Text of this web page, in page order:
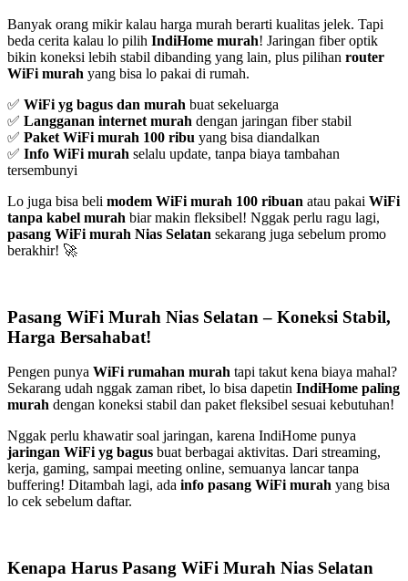
Banyak orang mikir kalau harga murah berarti kualitas jelek. Tapi
beda cerita kalau lo pilih IndiHome murah! Jaringan fiber optik
bikin koneksi lebih stabil dibanding yang lain, plus pilihan router
WiFi murah yang bisa lo pakai di rumah.
✅ WiFi yg bagus dan murah buat sekeluarga
✅ Langganan internet murah dengan jaringan fiber stabil
✅ Paket WiFi murah 100 ribu yang bisa diandalkan
✅ Info WiFi murah selalu update, tanpa biaya tambahan
tersembunyi
Lo juga bisa beli modem WiFi murah 100 ribuan atau pakai WiFi
tanpa kabel murah biar makin fleksibel! Nggak perlu ragu lagi,
pasang WiFi murah Nias Selatan sekarang juga sebelum promo
berakhir! 🚀
Pasang WiFi Murah Nias Selatan – Koneksi Stabil,
Harga Bersahabat!
Pengen punya WiFi rumahan murah tapi takut kena biaya mahal?
Sekarang udah nggak zaman ribet, lo bisa dapetin IndiHome paling
murah dengan koneksi stabil dan paket fleksibel sesuai kebutuhan!
Nggak perlu khawatir soal jaringan, karena IndiHome punya
jaringan WiFi yg bagus buat berbagai aktivitas. Dari streaming,
kerja, gaming, sampai meeting online, semuanya lancar tanpa
buffering! Ditambah lagi, ada info pasang WiFi murah yang bisa
lo cek sebelum daftar.
Kenapa Harus Pasang WiFi Murah Nias Selatan